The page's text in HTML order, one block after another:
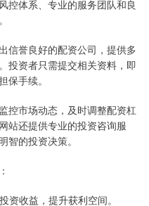
控体系、专业的服务团队和良
信誉良好的配资公司，提供多
投资者只需提交相关资料，即
手续。
控市场动态，及时调整配资杠
站还提供专业的投资咨询服
的投资决策。
资收益，提升获利空间。